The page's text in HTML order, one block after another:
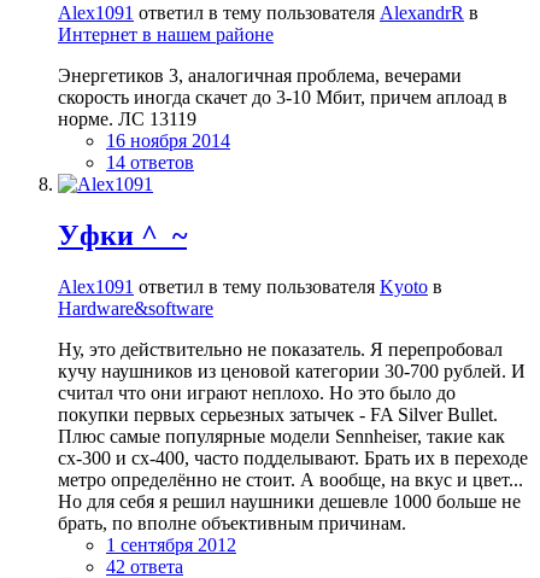
Alex1091 ответил в тему пользователя AlexandrR в
Интернет в нашем районе
Энергетиков 3, аналогичная проблема, вечерами
скорость иногда скачет до 3-10 Мбит, причем аплоад в
норме. ЛС 13119
16 ноября 2014
14 ответов
Уфки ^_~
Alex1091 ответил в тему пользователя Kyoto в
Hardware&software
Ну, это действительно не показатель. Я перепробовал
кучу наушников из ценовой категории 30-700 рублей. И
считал что они играют неплохо. Но это было до
покупки первых серьезных затычек - FA Silver Bullet.
Плюс самые популярные модели Sennheiser, такие как
cx-300 и cx-400, часто подделывают. Брать их в переходе
метро определённо не стоит. А вообще, на вкус и цвет...
Но для себя я решил наушники дешевле 1000 больше не
брать, по вполне объективным причинам.
1 сентября 2012
42 ответа